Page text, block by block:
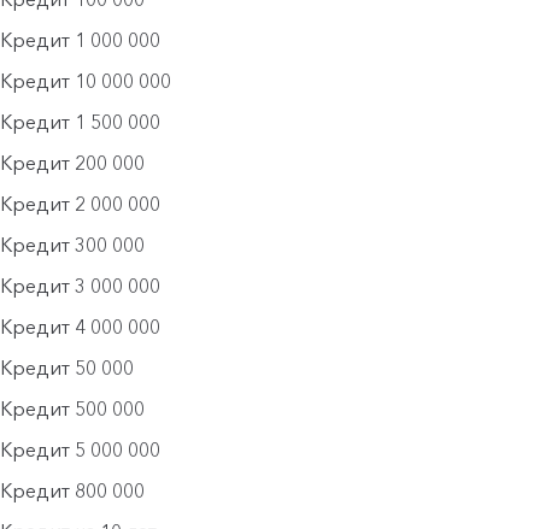
Кредит 1 000 000
Кредит 10 000 000
Кредит 1 500 000
Кредит 200 000
Кредит 2 000 000
Кредит 300 000
Кредит 3 000 000
Кредит 4 000 000
Кредит 50 000
Кредит 500 000
Кредит 5 000 000
Кредит 800 000